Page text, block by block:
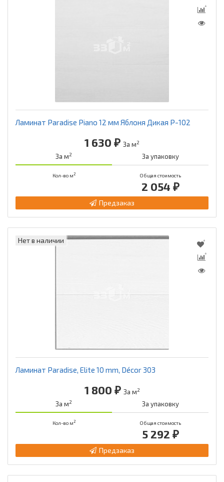
Ламинат Paradise Piano 12 мм Яблоня Дикая Р-102
1 630 ₽ За м2
За м2 За упаковку
Кол-во м2 Общая стоимость
2 054 ₽
Предзаказ
Нет в наличии
Ламинат Paradise, Elite 10 mm, Décor 303
1 800 ₽ За м2
За м2 За упаковку
Кол-во м2 Общая стоимость
5 292 ₽
Предзаказ